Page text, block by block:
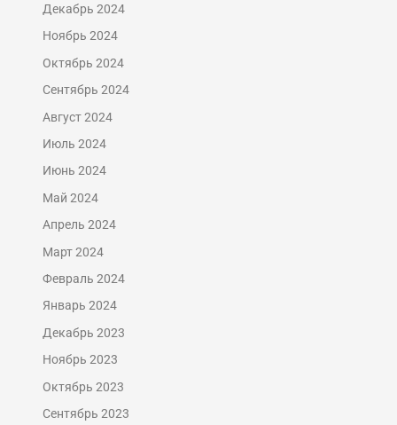
Декабрь 2024
Ноябрь 2024
Октябрь 2024
Сентябрь 2024
Август 2024
Июль 2024
Июнь 2024
Май 2024
Апрель 2024
Март 2024
Февраль 2024
Январь 2024
Декабрь 2023
Ноябрь 2023
Октябрь 2023
Сентябрь 2023